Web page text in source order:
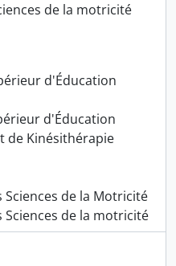
de la motricité
d'Éducation
d'Éducation
de Kinésithérapie
de la Motricité
Sciences de la motricité